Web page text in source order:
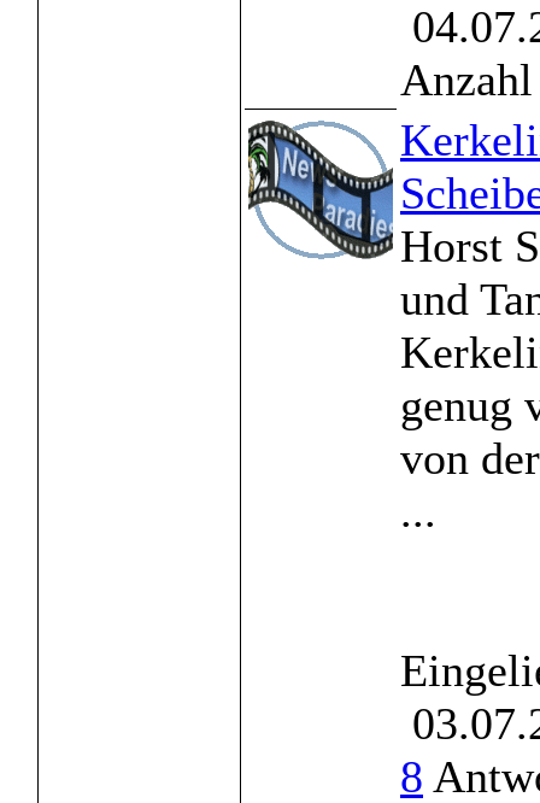
Horst
und
genug
von
...
8